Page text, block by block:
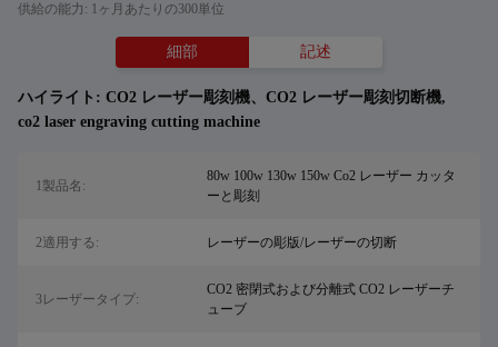
供給の能力: 1ヶ月あたりの300単位
細部 記述
ハイライト: CO2 レーザー彫刻機、CO2 レーザー彫刻切断機,
co2 laser engraving cutting machine
1製品名:
80w 100w 130w 150w Co2 レーザー カッタ
ーと彫刻
2適用する: レーザーの彫版/レーザーの切断
3レーザータイプ:
CO2 密閉式および分離式 CO2 レーザーチ
ューブ